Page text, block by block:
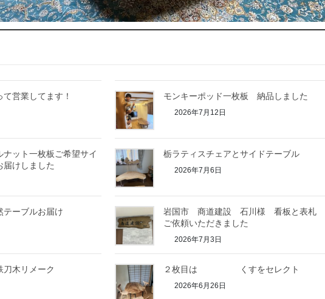
営業してます！ モンキーポッド一枚板 納品しました
2026年7月12日
ナット一枚板ご希望サイ
届けしました
栃ラティスチェアとサイドテーブル
2026年7月6日
テーブルお届け
岩国市 商道建設 石川様 看板と表札
ご依頼いただきました
2026年7月3日
木リメーク ２枚目は くすをセレクト
2026年6月26日